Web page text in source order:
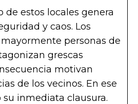
estos locales genera
y caos. Los
personas de
grescas
motivan
de los vecinos. En ese
inmediata clausura.